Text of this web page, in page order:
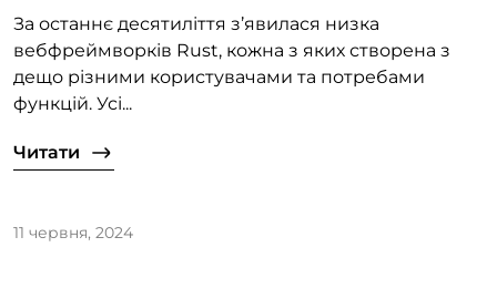
За останнє десятиліття з’явилася низка
вебфреймворків Rust, кожна з яких створена з
дещо різними користувачами та потребами
функцій. Усі...
Читати
11 червня, 2024